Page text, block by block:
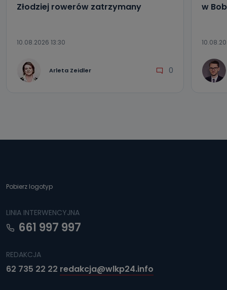
Złodziej rowerów zatrzymany
10.08.2026 13:30
Arleta Zeidler 0
w
Pobierz logotyp
LINIA INTERWENCYJNA
661 997 997
REDAKCJA
62 735 22 22 redakcja@wlkp24.info